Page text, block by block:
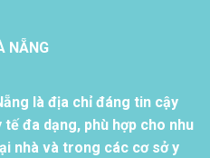
NẴNG
là địa chỉ đáng tin cậy
đa dạng, phù hợp cho nhu
nhà và trong các cơ sở y